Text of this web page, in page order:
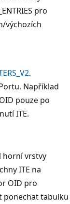
pro
výchozích
.
Například
pouze po
ITE.
horní vrstvy
ITE na
OID pro
ponechat tabulku